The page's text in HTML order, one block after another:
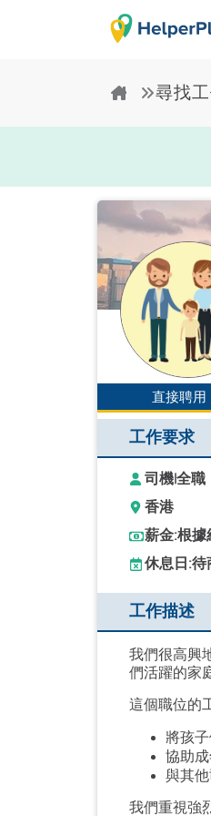
尋找
直接聘用
工作要求
司機|全職
香港
薪金:根據
休息日:待
工作描述
我們很高興
們活躍的家
這個職位的
將孩
協助
與其
我們重視強